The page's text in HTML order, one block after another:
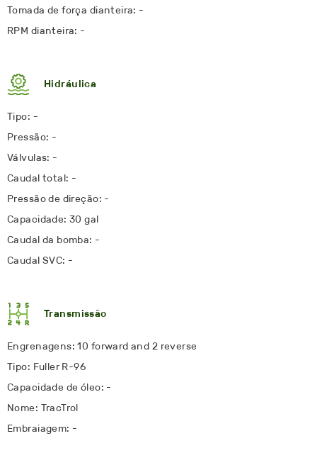
Tomada de força dianteira: -
RPM dianteira: -
Hidráulica
Tipo: -
Pressão: -
Válvulas: -
Caudal total: -
Pressão de direção: -
Capacidade: 30 gal
Caudal da bomba: -
Caudal SVC: -
Transmissão
Engrenagens: 10 forward and 2 reverse
Tipo: Fuller R-96
Capacidade de óleo: -
Nome: TracTrol
Embraiagem: -